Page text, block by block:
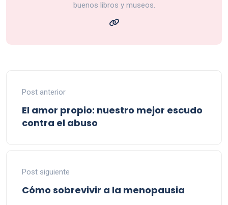
buenos libros y museos.
Post anterior
El amor propio: nuestro mejor escudo
contra el abuso
Post siguiente
Cómo sobrevivir a la menopausia